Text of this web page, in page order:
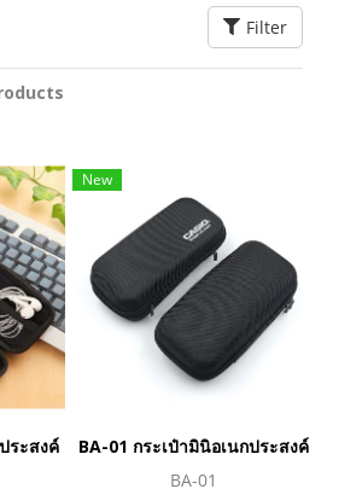
Filter
ระสงค์(copy)
New
BA-01 กระเป๋ามินิอเนกประสงค์
BA-01